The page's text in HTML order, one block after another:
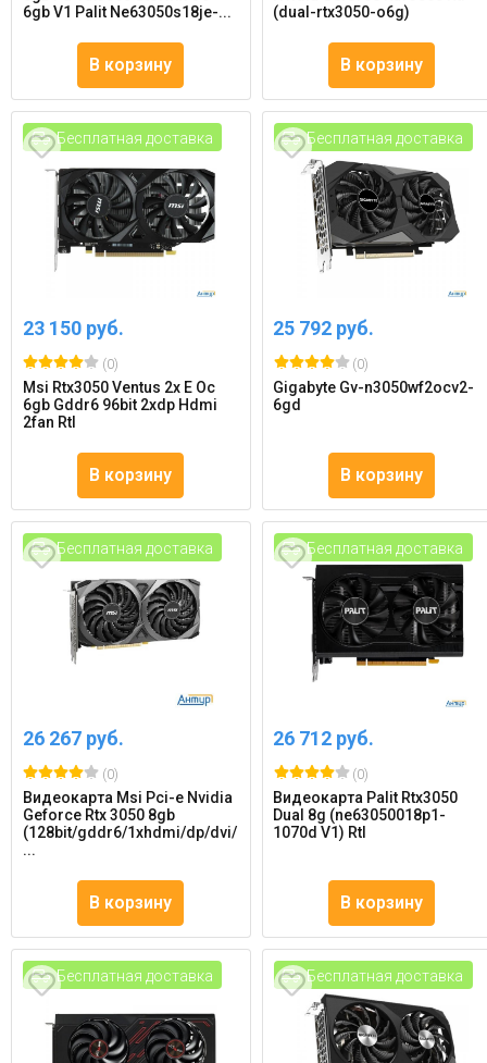
6gb V1 Palit Ne63050s18je-...
В корзину
(dual-rtx3050-o6g)
В корзину
Бесплатная доставка
23 150 руб.
(0)
Msi Rtx3050 Ventus 2x E Oc
6gb Gddr6 96bit 2xdp Hdmi
2fan Rtl
В корзину
Бесплатная доставка
25 792 руб.
(0)
Gigabyte Gv-n3050wf2ocv2-
6gd
В корзину
Бесплатная доставка
26 267 руб.
(0)
Видеокарта Msi Pci-e Nvidia
Geforce Rtx 3050 8gb
(128bit/gddr6/1xhdmi/dp/dvi/
...
В корзину
Бесплатная доставка
26 712 руб.
(0)
Видеокарта Palit Rtx3050
Dual 8g (ne63050018p1-
1070d V1) Rtl
В корзину
Бесплатная доставка Бесплатная доставка